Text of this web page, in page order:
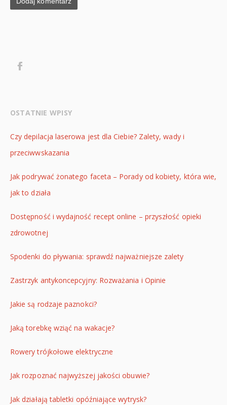
OSTATNIE WPISY
Czy depilacja laserowa jest dla Ciebie? Zalety, wady i
przeciwwskazania
Jak podrywać żonatego faceta – Porady od kobiety, która wie,
jak to działa
Dostępność i wydajność recept online – przyszłość opieki
zdrowotnej
Spodenki do pływania: sprawdź najważniejsze zalety
Zastrzyk antykoncepcyjny: Rozważania i Opinie
Jakie są rodzaje paznokci?
Jaką torebkę wziąć na wakacje?
Rowery trójkołowe elektryczne
Jak rozpoznać najwyższej jakości obuwie?
Jak działają tabletki opóźniające wytrysk?